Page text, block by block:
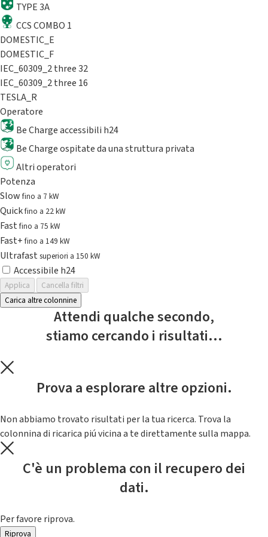
TYPE 3A
CCS COMBO 1
DOMESTIC_E
DOMESTIC_F
IEC_60309_2 three 32
IEC_60309_2 three 16
TESLA_R
Operatore
Be Charge accessibili h24
Be Charge ospitate da una struttura privata
Altri operatori
Potenza
Slowfino a 7 kW
Quickfino a 22 kW
Fastfino a 75 kW
Fast+fino a 149 kW
Ultrafast superiori a 150 kW
Accessibile h24
Applica
Cancella filtri
Carica altre colonnine
Attendi qualche secondo,
stiamo cercando i risultati...
Prova a esplorare altre opzioni.
Non abbiamo trovato risultati per la tua ricerca. Trova la
colonnina di ricarica piú vicina a te direttamente sulla mappa.
C'è un problema con il recupero dei
dati.
Per favore riprova.
Riprova